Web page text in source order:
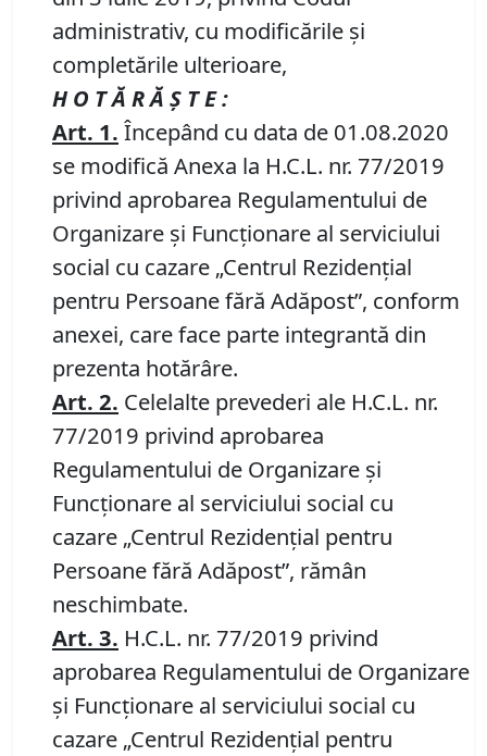
administrativ, cu modificările și
completările ulterioare,
H O T Ă R Ă Ş T E :
Art. 1. Începând cu data de 01.08.2020
se modifică Anexa la H.C.L. nr. 77/2019
privind aprobarea Regulamentului de
Organizare și Funcționare al serviciului
social cu cazare „Centrul Rezidențial
pentru Persoane fără Adăpost”, conform
anexei, care face parte integrantă din
prezenta hotărâre.
Art. 2. Celelalte prevederi ale H.C.L. nr.
77/2019 privind aprobarea
Regulamentului de Organizare și
Funcționare al serviciului social cu
cazare „Centrul Rezidențial pentru
Persoane fără Adăpost”, rămân
neschimbate.
Art. 3. H.C.L. nr. 77/2019 privind
aprobarea Regulamentului de Organizare
și Funcționare al serviciului social cu
cazare „Centrul Rezidențial pentru